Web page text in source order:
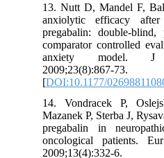
13. Nutt D, Mandel F,
anxiolytic efficacy
pregabalin: double-
comparator controlled
anxiety model. J
2009;23(8):867-73.
[DOI:10.1177/
14. Vondracek P,
Mazanek P, Sterba J,
pregabalin in
oncological patients.
2009;13(4):332-6.